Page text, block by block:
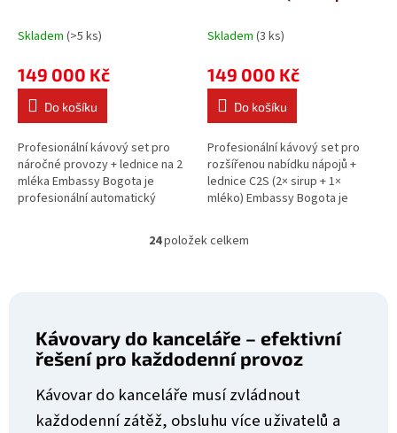
Skladem (>5 ks)
149 000 Kč
Do košíku
Profesionální kávový set pro
náročné provozy + lednice na 2
mléka Embassy Bogota je
profesionální automatický
Skladem (3 ks)
149 000 Kč
Do košíku
Profesionální kávový set pro
rozšířenou nabídku nápojů +
lednice C2S (2× sirup + 1×
mléko) Embassy Bogota je
kávovar s...
O
a
c
í
r
v
24položek celkem
Kávovary do kanceláře – efektivní
řešení pro každodenní provoz
Kávovar do kanceláře musí zvládnout
každodenní zátěž, obsluhu více uživatelů a